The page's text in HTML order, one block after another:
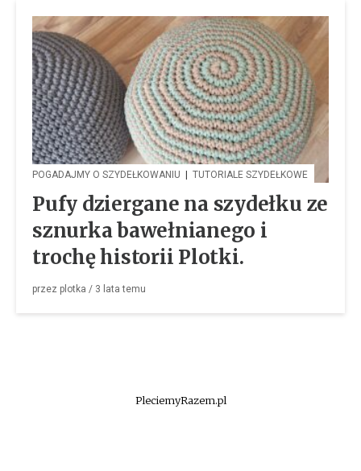
POGADAJMY O SZYDEŁKOWANIU TUTORIALE SZYDEŁKOWE
Pufy dziergane na szydełku ze
sznurka bawełnianego i
trochę historii Plotki.
przez plotka / 3 lata temu
PleciemyRazem.pl